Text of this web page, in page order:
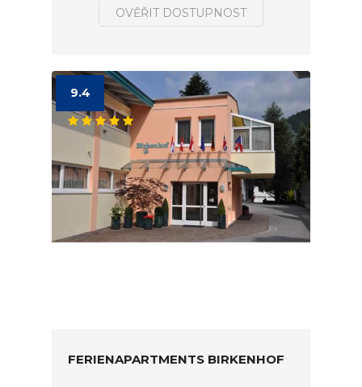
OVĚŘIT DOSTUPNOST
9.4
FERIENAPARTMENTS BIRKENHOF